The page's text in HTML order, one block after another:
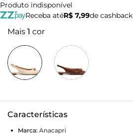
Produto indisponível
Receba atéR$ 7,99de cashback
Mais 1 cor
Características
Marca: Anacapri